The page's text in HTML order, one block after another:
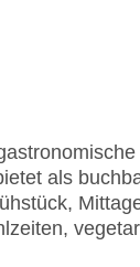
als